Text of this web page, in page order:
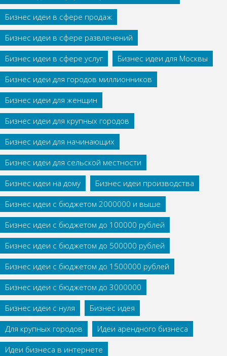
Бизнес идеи в сфере продаж
Бизнес идеи в сфере развлечений
Бизнес идеи в сфере услуг
Бизнес идеи для Москвы
Бизнес идеи для городов миллионников
Бизнес идеи для женщин
Бизнес идеи для крупных городов
Бизнес идеи для начинающих
Бизнес идеи для сельской местности
Бизнес идеи на дому
Бизнес идеи производства
Бизнес идеи с бюджетом 2000000 и выше
Бизнес идеи с бюджетом до 100000 рублей
Бизнес идеи с бюджетом до 500000 рублей
Бизнес идеи с бюджетом до 1500000 рублей
Бизнес идеи с бюджетом до 3000000
Бизнес идеи с нуля
Бизнес идея
Для крупных городов
Идеи арендного бизнеса
Идеи бизнеса в интернете